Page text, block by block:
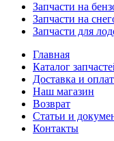
Запчасти на
Запчасти на
Запчасти для
Главная
Каталог
Доставка и
Наш магазин
Возврат
Статьи и
Контакты